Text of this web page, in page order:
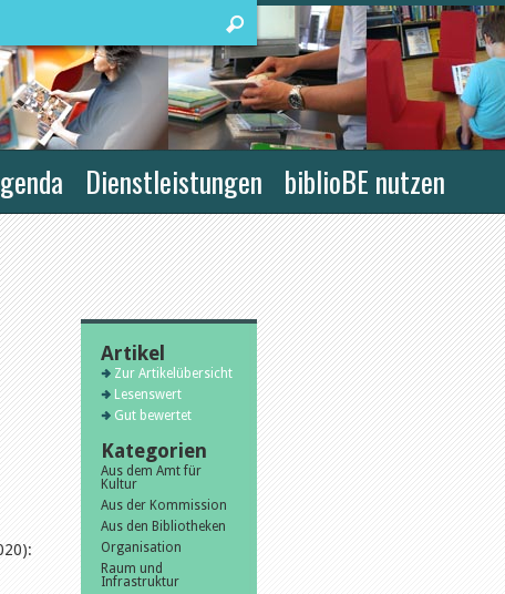
Dienstleistungen biblioBE nutzen
Artikel
Zur Artikelübersicht
Lesenswert
Gut bewertet
Kategorien
Aus dem Amt für
Kultur
Aus der Kommission
Aus den Bibliotheken
Organisation
Raum und
Infrastruktur